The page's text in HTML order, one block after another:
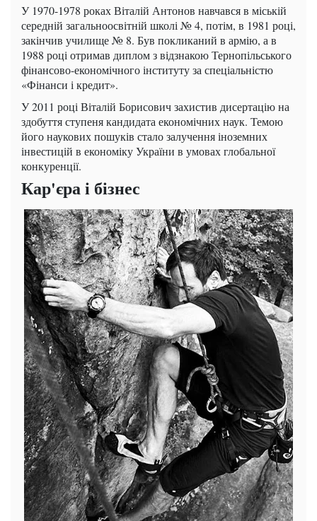
У 1970-1978 роках Віталій Антонов навчався в міській
середній загальноосвітній школі № 4, потім, в 1981 році,
закінчив училище № 8. Був покликаний в армію, а в
1988 році отримав диплом з відзнакою Тернопільського
фінансово-економічного інституту за спеціальністю
«Фінанси і кредит».
У 2011 році Віталій Борисович захистив дисертацію на
здобуття ступеня кандидата економічних наук. Темою
його наукових пошуків стало залучення іноземних
інвестицій в економіку України в умовах глобальної
конкуренції.
Кар'єра і бізнес